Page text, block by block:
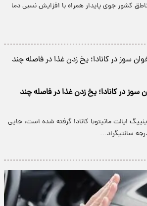
کشور جوی پایدار همراه با افزایش نسبی دما
در کانادا؛ یخ زدن غذا در فاصله چند
ایالت مانیتوبا کانادا گرفته شده است، جایی